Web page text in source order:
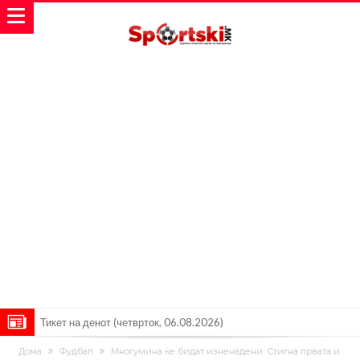
Тикет на денот (четврток, 06.08.2026)
Барселона очекува понуди за Феран Торес
Дома Фудбал
Многумина ќе бидат изненадени: Стигна првата и